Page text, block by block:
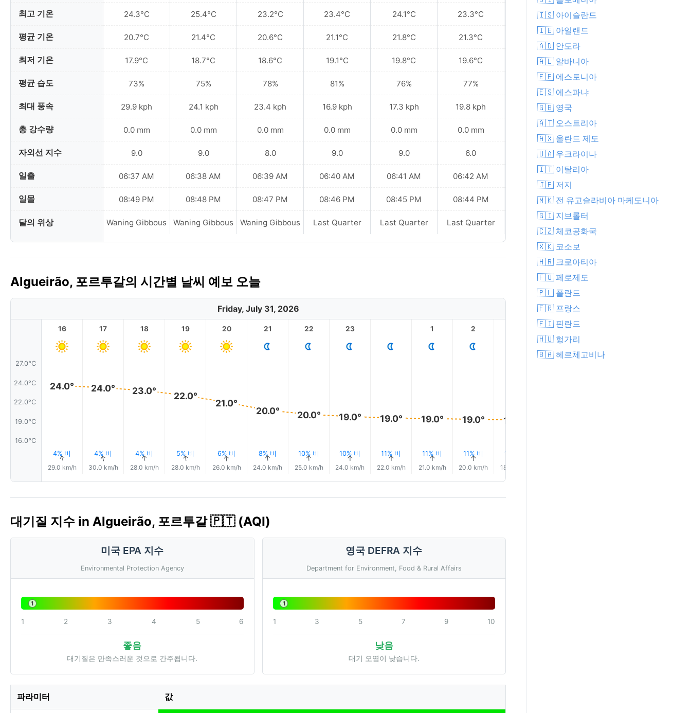
최고 기온
평균 기온
최저 기온
평균 습도
최대 풍속
총 강수량
자외선 지수
일출
일몰
달의 위상
24.3°C
20.7°C
17.9°C
73%
29.9 kph
0.0 mm
9.0
06:37 AM
08:49 PM
Waning Gibbous
25.4°C
21.4°C
18.7°C
75%
24.1 kph
0.0 mm
9.0
06:38 AM
08:48 PM
Waning Gibbous
23.2°C
20.6°C
18.6°C
78%
23.4 kph
0.0 mm
8.0
06:39 AM
08:47 PM
Waning Gibbous
23.4°C
21.1°C
19.1°C
81%
16.9 kph
0.0 mm
9.0
06:40 AM
08:46 PM
Last Quarter
24.1°C
21.8°C
19.8°C
76%
17.3 kph
0.0 mm
9.0
06:41 AM
08:45 PM
Last Quarter
23.3°C
21.3°C
19.6°C
77%
19.8 kph
0.0 mm
6.0
06:42 AM
08:44 PM
Last Quarter
23.8°C
21.5°C
19.8°C
83%
15.8 kph
0.0 mm
6.0
06:43 AM
08:43 PM
Last Quarter
Algueirão, 포르투갈의 시간별 날씨 예보 오늘
Friday, July 31, 2026
27.0°C
24.0°C
22.0°C
19.0°C
16.0°C
16
24.0°
4% 비
↑
29.0 km/h
17
24.0°
4% 비
↑
30.0 km/h
18
23.0°
4% 비
↑
28.0 km/h
19
22.0°
5% 비
↑
28.0 km/h
20
21.0°
6% 비
↑
26.0 km/h
21
20.0°
8% 비
↑
24.0 km/h
22
20.0°
10% 비
↑
25.0 km/h
23
19.0°
10% 비
↑
24.0 km/h
19.0°
11% 비
↑
22.0 km/h
1
19.0°
11% 비
↑
21.0 km/h
2
19.0°
11% 비
↑
20.0 km/h
19.0°
11% 비
18.0 km/h
4
대기질 지수 in Algueirão, 포르투갈 🇵🇹 (AQI)
미국 EPA 지수
Environmental Protection Agency
1
1 2 3 4 5 6
좋음
대기질은 만족스러운 것으로 간주됩니다.
영국 DEFRA 지수
Department for Environment, Food & Rural Affairs
1
1 3 5 7 9 10
낮음
대기 오염이 낮습니다.
파라미터 값
🇮🇸 아이슬란드
🇮🇪 아일랜드
🇦🇩 안도라
🇦🇱 알바니아
🇪🇪 에스토니아
🇪🇸 에스파냐
🇬🇧 영국
🇦🇹 오스트리아
🇦🇽 올란드 제도
🇺🇦 우크라이나
🇮🇹 이탈리아
🇯🇪 저지
🇲🇰 전 유고슬라비아 마케도니아
🇬🇮 지브롤터
🇨🇿 체코공화국
🇽🇰 코소보
🇭🇷 크로아티아
🇫🇴 페로제도
🇵🇱 폴란드
🇫🇷 프랑스
🇫🇮 핀란드
🇭🇺 헝가리
🇧🇦 헤르체고비나